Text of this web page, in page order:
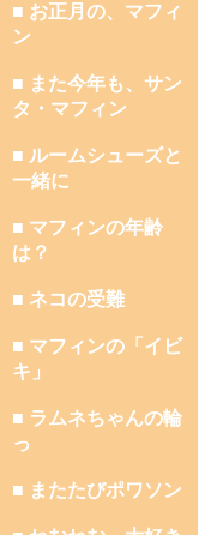
■ お正月の、マフィ
ン
■ また今年も、サン
タ・マフィン
■ ルームシューズと
一緒に
■ マフィンの年齢
は？
■ ネコの受難
■ マフィンの「イビ
キ」
■ ラムネちゃんの輪
っ
■ またたびポワソン